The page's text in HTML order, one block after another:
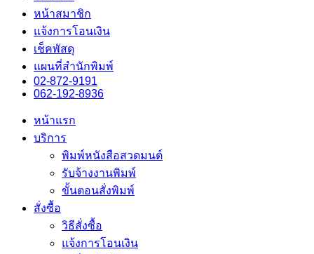
หน้าสมาชิก
แจ้งการโอนเงิน
เช็คพัสดุ
แผนที่สำนักพิมพ์
02-872-9191
062-192-8936
หน้าแรก
บริการ
พิมพ์หนังสือสวดมนต์
รับจ้างงานพิมพ์
ขั้นตอนสั่งพิมพ์
สั่งซื้อ
วิธีสั่งซื้อ
แจ้งการโอนเงิน